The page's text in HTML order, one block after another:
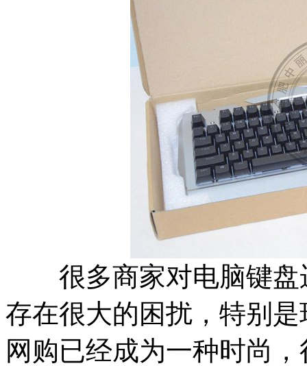
很多商家对电脑键盘
存在很大的困扰，特别
网购已经成为一种时尚